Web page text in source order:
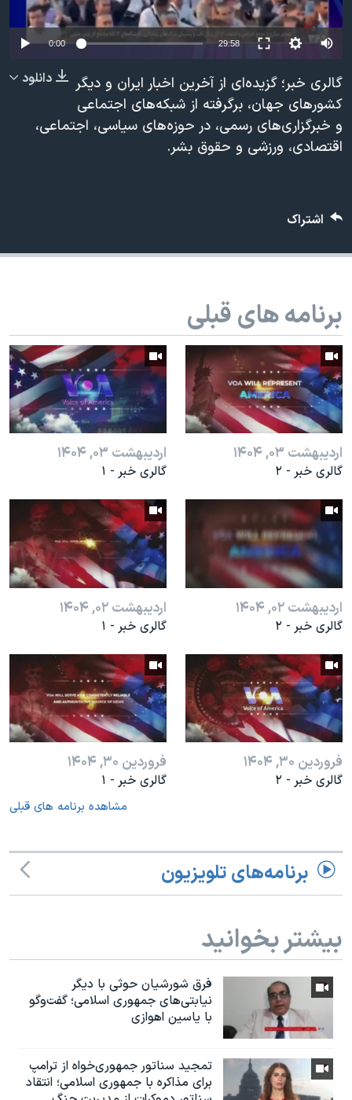
فرهنگ و زندگی
حقوق شهروندی
علم و فناوری
اسرائیل در جنگ
گالری عکس
مستندها
انتخابات ریاست جمهوری آمریکا ۲۰۲۴
رمز مهسا
ورزش زنان در ایران
اعتراضات زن، زندگی، آزادی
تریبونال مردمی آبان ۹۸
اعتراضات مردمی آبان ۹۸
اسرائیل در جنگ
نرگس محمدی برنده جایزه نوبل صلح
همایش محافظه‌کاران آمریکا «سی‌پک»
سفر پرزیدنت ترامپ به چین
دنبال کنید
زبانهای مختلف
0:00 29:58
دانلود
گالری خبر؛ گزیده‌ای از آخرین اخبار ایران و دیگر
کشورهای جهان، برگرفته از شبکه‌های اجتماعی
و خبرگزاری‌های رسمی، در حوزه‌های سیاسی، اجتماعی،
اقتصادی، ورزشی و حقوق بشر.
اشتراک
برنامه های قبلی
اردیبهشت ۰۳, ۱۴۰۴
گالری خبر - ۲
اردیبهشت ۰۳, ۱۴۰۴
گالری خبر - ۱
اردیبهشت ۰۲, ۱۴۰۴
گالری خبر - ۲
اردیبهشت ۰۲, ۱۴۰۴
گالری خبر - ۱
فروردین ۳۰, ۱۴۰۴
گالری خبر - ۲
فروردین ۳۰, ۱۴۰۴
گالری خبر - ۱
مشاهده برنامه های قبلی
برنامه‌های تلویزیون
بیشتر بخوانید
فرق شورشیان حوثی با دیگر
نیابتی‌های جمهوری اسلامی؛ گفت‌وگو
با یاسین اهوازی
تمجید سناتور جمهوری‌خواه از ترامپ
برای مذاکره با جمهوری اسلامی؛ انتقاد